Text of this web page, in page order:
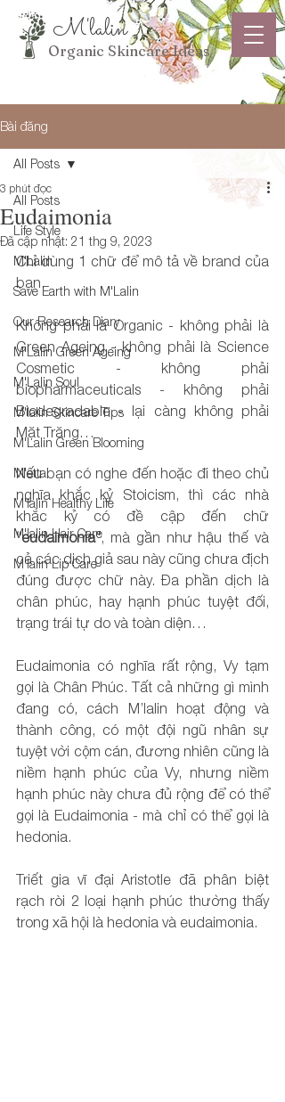
Organic Skincare Ideas
M'lalin
Bài đăng
All Posts
Life Style
M'Lalin
Save Earth with M'Lalin
Our Research Diary
M'Lalin Green Ageing
M'Lalin Soul
M'lalin Skincare Tips
M'Lalin Green Blooming
M'etta
M'lalin Healthy Life
M'lalin Hair Care
M'lalin Lip Care
All Posts
Eudaimonia
3 phút đọc
Đã cập nhật: 21 thg 9, 2023
Chỉ dùng 1 chữ để mô tả về brand của
bạn.
Không phải là Organic - không phải là
Green Ageing - không phải là Science
Cosmetic - không phải
biopharmaceuticals - không phải
Biodegradable - lại càng không phải
Mặt Trăng…
Nếu bạn có nghe đến hoặc đi theo chủ
nghĩa khắc kỷ Stoicism, thì các nhà
“eudaimonia”, mà gần như hậu thế và
cả các dịch giả sau này cũng chưa địch
đúng được chữ này. Đa phần dịch là
chân phúc, hay hạnh phúc tuyệt đối,
trạng trái tự do và toàn diện…
Eudaimonia có nghĩa rất rộng, Vy tạm
gọi là Chân Phúc. Tất cả những gì mình
đang có, cách M’lalin hoạt động và
thành công, có một đội ngũ nhân sự
tuyệt vời cộm cán, đương nhiên cũng là
niềm hạnh phúc của Vy, nhưng niềm
hạnh phúc này chưa đủ rộng để có thể
gọi là Eudaimonia - mà chỉ có thể gọi là
hedonia.
Triết gia vĩ đại Aristotle đã phân biệt
rạch ròi 2 loại hạnh phúc thường thấy
trong xã hội là hedonia và eudaimonia.